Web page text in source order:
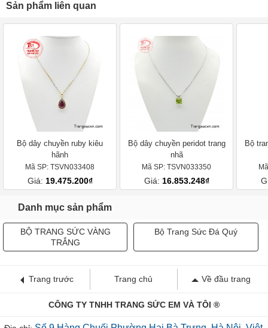
Sản phẩm liên quan
Bộ dây chuyền ruby kiêu
hãnh
Mã SP: TSVN033408
Giá: 19.475.200₫
Bộ dây chuyền peridot trang
nhã
Mã SP: TSVN033350
Giá: 16.853.248₫
Bộ
Danh mục sản phẩm
BỘ TRANG SỨC VÀNG
TRẮNG
Bộ Trang Sức Đá Quý
Trang trước Trang chủ Về đầu trang
CÔNG TY TNHH TRANG SỨC EM VÀ TÔI ®